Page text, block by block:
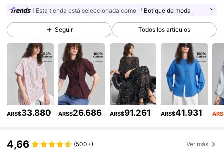
4,84 1.6M Seguidores
4,84 1.6M Seguidores
4,84 1.6M Seguidores
4,84 1.6M Seguidores
4,84 1.6M Seguidores
Esta tienda está seleccionada como 「Botique de moda」
Seguir Todos los artículos
ARS$33.880 ARS$26.686 ARS$91.261 ARS$41.931
4,66 (500+) Ver más